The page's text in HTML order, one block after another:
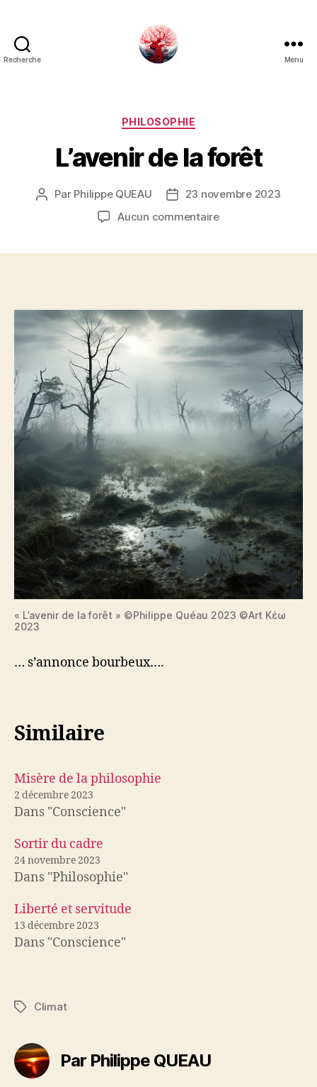
Recherche Menu
Catégories
PHILOSOPHIE
L’avenir de la forêt
Auteur
Par Philippe QUEAU
Date23 novembre 2023
Aucun commentairesur
« L’avenir de la forêt » ©Philippe Quéau 2023 ©Art Κέω
2023
… s’annonce bourbeux….
Similaire
Misère de la philosophie
2 décembre 2023
Dans "Conscience"
Sortir du cadre
24 novembre 2023
Dans "Philosophie"
Liberté et servitude
13 décembre 2023
Dans "Conscience"
Étiquettes
Climat
Par Philippe QUEAU